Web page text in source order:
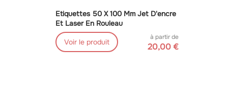
Etiquettes 50 X 100 Mm Jet D'encre
Et Laser En Rouleau
Voir le produit
à partir de
20,00 €